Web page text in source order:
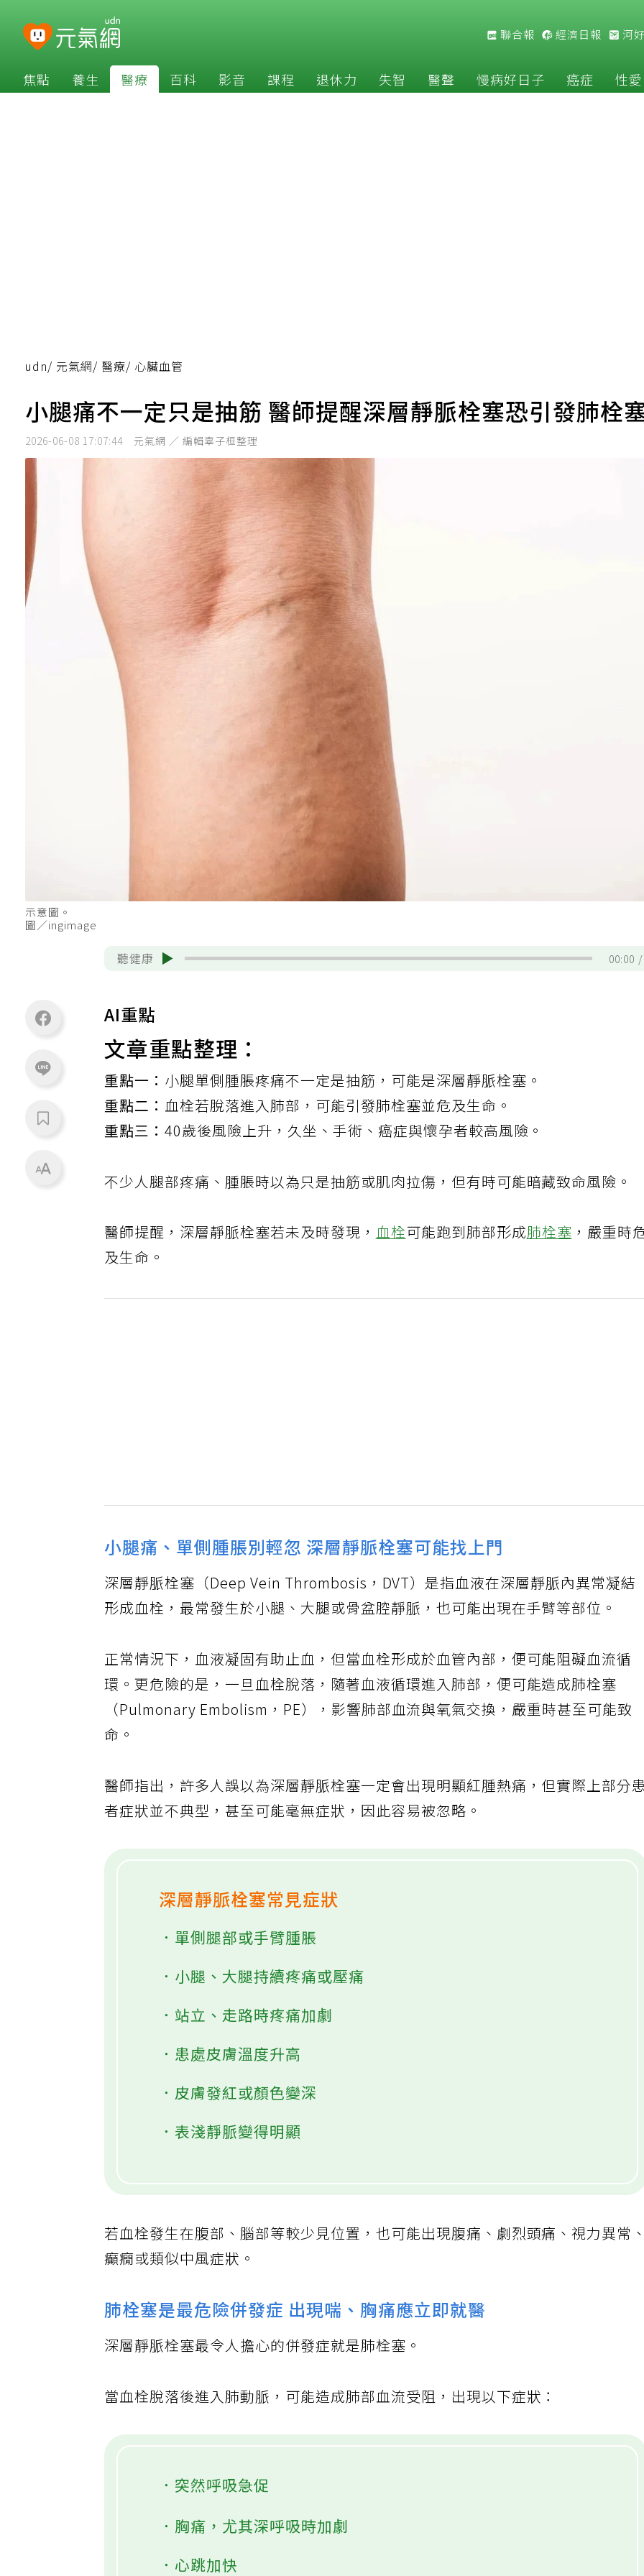
聯合報 經濟日報 河
焦點 養生 醫療 百科 影音 課程 退休力 失智 醫聲 慢病好日子 癌症 性愛
udn/ 元氣網/ 醫療/ 心臟血管
小腿痛不一定只是抽筋 醫師提醒深層靜脈栓塞恐引發肺栓
2026-06-08 17:07:44 元氣網 ／ 編輯辜子桓整理
示意圖。
圖／ingimage
聽健康 00:00
AI重點
文章重點整理：
重點一： 小腿單側腫脹疼痛不一定是抽筋，可能是深層靜脈栓塞。
重點二： 血栓若脫落進入肺部，可能引發肺栓塞並危及生命。
重點三：40歲後風險上升，久坐、手術、癌症與懷孕者較高風險。
不少人腿部疼痛、腫脹時以為只是抽筋或肌肉拉傷，但有時可能暗藏致命風險。
醫師提醒，深層靜脈栓塞若未及時發現，血栓可能跑到肺部形成肺栓塞 ，嚴重時
及生命。
小腿痛、單側腫脹別輕忽 深層靜脈栓塞可能找上門
深層靜脈栓塞（Deep Vein Thrombosis，DVT）是指血液在深層靜脈內異常凝結
形成血栓，最常發生於小腿、大腿或骨盆腔靜脈，也可能出現在手臂等部位。
正常情況下，血液凝固有助止血，但當血栓形成於血管內部，便可能阻礙血流循
環。更危險的是，一旦血栓脫落，隨著血液循環進入肺部，便可能造成肺栓塞
（Pulmonary Embolism，PE），影響肺部血流與氧氣交換，嚴重時甚至可能致
命。
醫師指出，許多人誤以為深層靜脈栓塞一定會出現明顯紅腫熱痛，但實際上部分
者症狀並不典型，甚至可能毫無症狀，因此容易被忽略。
深層靜脈栓塞常見症狀
．單側腿部或手臂腫脹
．小腿、大腿持續疼痛或壓痛
．站立、走路時疼痛加劇
．患處皮膚溫度升高
．皮膚發紅或顏色變深
．表淺靜脈變得明顯
若血栓發生在腹部、腦部等較少見位置，也可能出現腹痛、劇烈頭痛、視力異常
癲癇或類似中風症狀。
肺栓塞是最危險併發症 出現喘、胸痛應立即就醫
深層靜脈栓塞最令人擔心的併發症就是肺栓塞。
當血栓脫落後進入肺動脈，可能造成肺部血流受阻，出現以下症狀：
．突然呼吸急促
．胸痛，尤其深呼吸時加劇